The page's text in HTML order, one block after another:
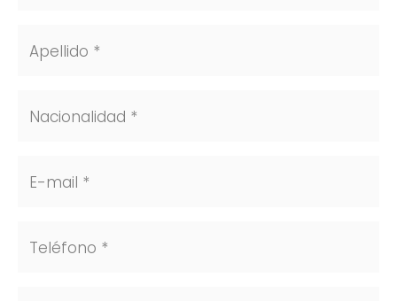
Apellido *
Nacionalidad *
E-mail *
Teléfono *